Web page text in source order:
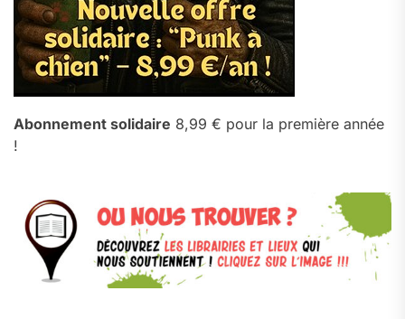
Abonnement solidaire 8,99 € pour la première année
!